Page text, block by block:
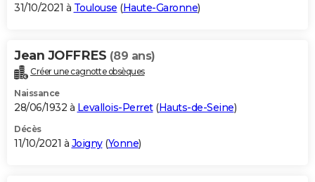
31/10/2021 à Toulouse (Haute-Garonne)
Jean JOFFRES (89 ans)
Créer une cagnotte obsèques
Naissance
28/06/1932 à Levallois-Perret(Hauts-de-Seine)
Décès
11/10/2021 à Joigny(Yonne)